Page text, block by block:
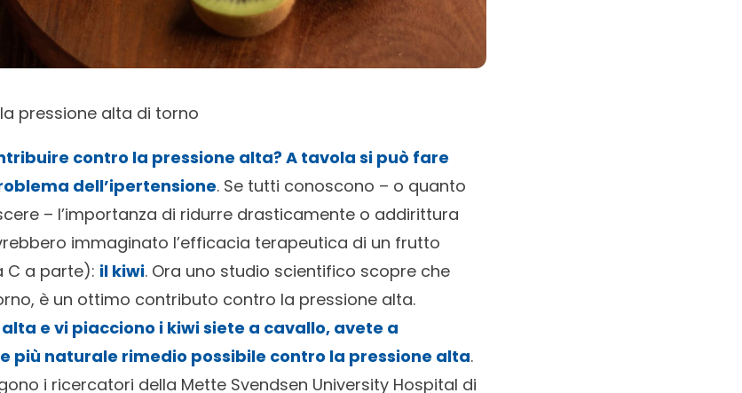
pressione alta di torno
contro la pressione alta? A tavola si può fare
dell’ipertensione. Se tutti conoscono – o quanto
– l’importanza di ridurre drasticamente o addirittura
immaginato l’efficacia terapeutica di un frutto
C a parte): il kiwi. Ora uno studio scientifico scopre che
è un ottimo contributo contro la pressione alta.
e vi piacciono i kiwi siete a cavallo, avete a
più naturale rimedio possibile contro la pressione alta.
i ricercatori della Mette Svendsen University Hospital di